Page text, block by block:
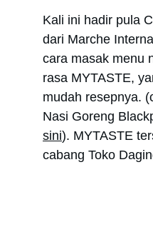
Kali ini hadir pula
dari Marche
cara masak menu
rasa MYTASTE,
mudah resepnya.
Nasi Goreng
sini). MYTASTE
cabang Toko